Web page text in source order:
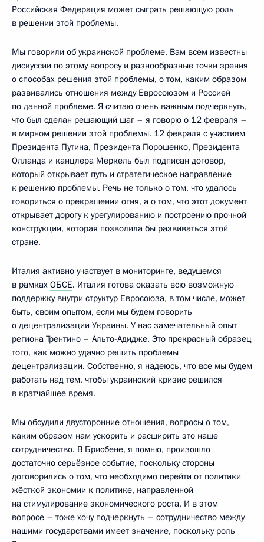
Российская Федерация может сыграть решающую роль
в решении этой проблемы.
Мы говорили об украинской проблеме. Вам всем известны
дискуссии по этому вопросу и разнообразные точки зрения
о способах решения этой проблемы, о том, каким образом
развивались отношения между Евросоюзом и Россией
по данной проблеме. Я считаю очень важным подчеркнуть,
что был сделан решающий шаг – я говорю о 12 февраля –
в мирном решении этой проблемы. 12 февраля с участием
Президента Путина, Президента Порошенко, Президента
Олланда и канцлера Меркель был подписан договор,
который открывает путь и стратегическое направление
к решению проблемы. Речь не только о том, что удалось
говориться о прекращении огня, а о том, что этот документ
открывает дорогу к урегулированию и построению прочной
конструкции, которая позволила бы развиваться этой
стране.
Италия активно участвует в мониторинге, ведущемся
в рамках ОБСЕ. Италия готова оказать всю возможную
поддержку внутри структур Евросоюза, в том числе, может
быть, своим опытом, если мы будем говорить
о децентрализации Украины. У нас замечательный опыт
региона Трентино – Альто-Адидже. Это прекрасный образец
того, как можно удачно решить проблемы
децентрализации. Собственно, я надеюсь, что все мы будем
работать над тем, чтобы украинский кризис решился
в кратчайшее время.
Мы обсудили двусторонние отношения, вопросы о том,
каким образом нам ускорить и расширить это наше
сотрудничество. В Брисбене, я помню, произошло
достаточно серьёзное событие, поскольку стороны
договорились о том, что необходимо перейти от политики
жёсткой экономии к политике, направленной
на стимулирование экономического роста. И в этом
вопросе – тоже хочу подчеркнуть – сотрудничество между
нашими государствами имеет значение, поскольку роль